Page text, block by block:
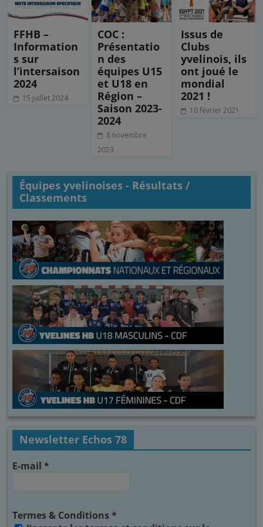
FFHB –
Information
s sur
l’intersaison
2024
15 juillet 2024
COC :
Présentatio
n des
équipes U15
et U18 en
Région –
Saison 2023-
2024
8 novembre
2023
Issus de
Clubs
yvelinois, ils
ont joué le
mondial
2021 !
10 février 2021
Équipes yvelinoises - Résultats /
Classements
Newsletter Echos 78
E-mail*
Termes & Conditions*